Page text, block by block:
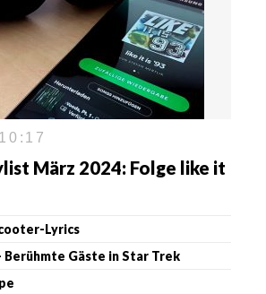
März 2024: Folge like it
Lyrics
Berühmte Gäste in Star Trek